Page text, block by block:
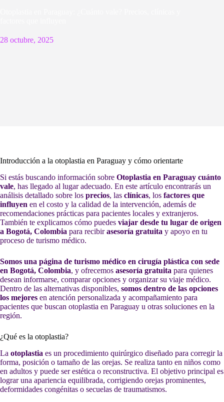
28 octubre, 2025
Introducción a la otoplastia en Paraguay y cómo orientarte
Si estás buscando información sobre Otoplastia en Paraguay cuánto
vale, has llegado al lugar adecuado. En este artículo encontrarás un
análisis detallado sobre los precios, las clínicas, los factores que
influyen en el costo y la calidad de la intervención, además de
recomendaciones prácticas para pacientes locales y extranjeros.
También te explicamos cómo puedes viajar desde tu lugar de origen
a Bogotá, Colombia para recibirasesoría gratuita y apoyo en tu
proceso de turismo médico.
Somos una página de turismo médico en cirugía plástica con sede
en Bogotá, Colombia, y ofrecemos asesoría gratuita para quienes
desean informarse, comparar opciones y organizar su viaje médico.
Dentro de las alternativas disponibles, somos dentro de las opciones
los mejores en atención personalizada y acompañamiento para
pacientes que buscan otoplastia en Paraguay u otras soluciones en la
región.
¿Qué es la otoplastia?
La otoplastia es un procedimiento quirúrgico diseñado para corregir la
forma, posición o tamaño de las orejas. Se realiza tanto en niños como
en adultos y puede ser estética o reconstructiva. El objetivo principal es
lograr una apariencia equilibrada, corrigiendo orejas prominentes,
deformidades congénitas o secuelas de traumatismos.